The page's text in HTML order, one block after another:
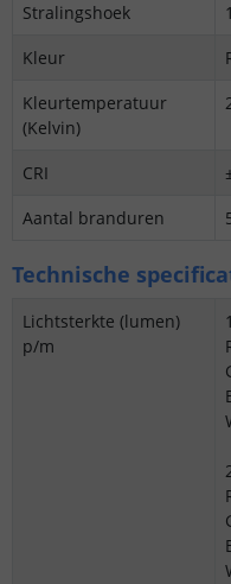
Stralingshoek
Kleur
Kleurtemperatuur
(Kelvin)
CRI
Aantal branduren
Technische
Lichtsterkte (lumen)
p/m